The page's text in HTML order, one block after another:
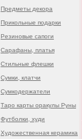
Предметы декора
Прикольные подарки
Резиновые сапоги
Сарафаны, платья
Стильные флешки
Сумки, клатчи
Сумкодержатели
Таро карты оракулы Руны
Футболки, худи
Художественная керамика